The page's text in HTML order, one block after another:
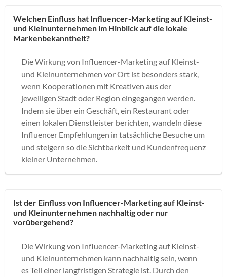
Welchen Einfluss hat Influencer-Marketing auf Kleinst-
und Kleinunternehmen im Hinblick auf die lokale
Markenbekanntheit?
Die Wirkung von Influencer-Marketing auf Kleinst-
und Kleinunternehmen vor Ort ist besonders stark,
wenn Kooperationen mit Kreativen aus der
jeweiligen Stadt oder Region eingegangen werden.
Indem sie über ein Geschäft, ein Restaurant oder
einen lokalen Dienstleister berichten, wandeln diese
Influencer Empfehlungen in tatsächliche Besuche um
und steigern so die Sichtbarkeit und Kundenfrequenz
kleiner Unternehmen.
Ist der Einfluss von Influencer-Marketing auf Kleinst-
und Kleinunternehmen nachhaltig oder nur
vorübergehend?
Die Wirkung von Influencer-Marketing auf Kleinst-
und Kleinunternehmen kann nachhaltig sein, wenn
es Teil einer langfristigen Strategie ist. Durch den